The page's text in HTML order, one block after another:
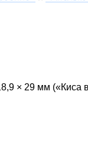
× 29 мм («Киса